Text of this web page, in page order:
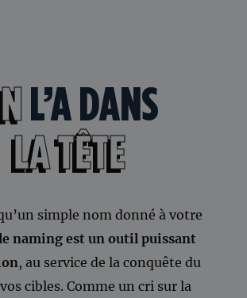
L’A DANS
LA TÊTE
simple nom donné à votre
naming est un outil puissant
, au service de la conquête du
cibles. Comme un cri sur la